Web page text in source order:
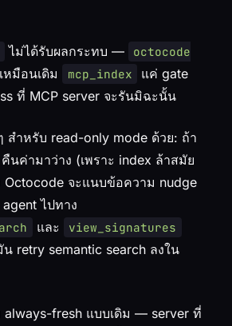
ไม่ได้รับผลกระทบ —
octocode
หมือนเดิม mcp_index
แค่ gate
ที่ MCP server จะรันมิฉะนั้น
สำหรับ read-only mode ด้วย: ถ้า
นค่ามาว่าง (เพราะ index ล้าสมัย
Octocode จะแนบข้อความ nudge
ไปทาง
และ view_signatures
retry semantic search ลงใน
always-fresh แบบเดิม — server ที่